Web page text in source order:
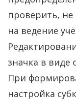
проверить, не
на ведение
значка в виде
При
настройка